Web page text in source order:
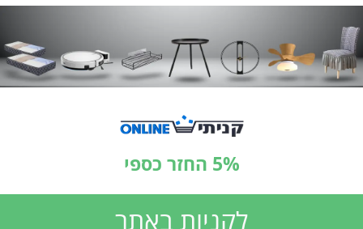
5% החזר כספי
לקניות באתר